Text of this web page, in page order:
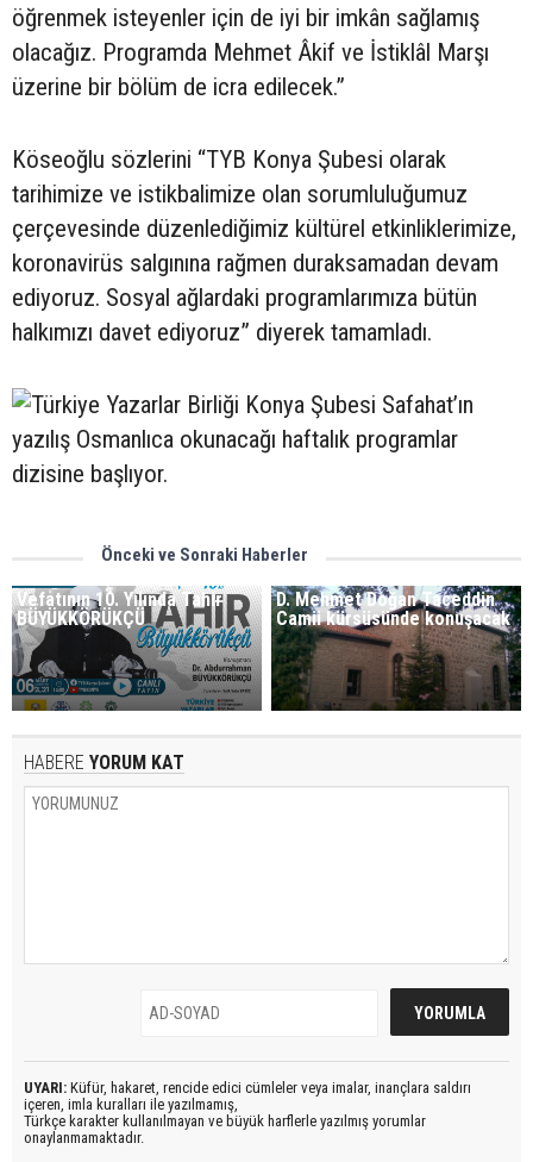
öğrenmek isteyenler için de iyi bir imkân sağlamış
olacağız. Programda Mehmet Âkif ve İstiklâl Marşı
üzerine bir bölüm de icra edilecek.”
Köseoğlu sözlerini “TYB Konya Şubesi olarak
tarihimize ve istikbalimize olan sorumluluğumuz
çerçevesinde düzenlediğimiz kültürel etkinliklerimize,
koronavirüs salgınına rağmen duraksamadan devam
ediyoruz. Sosyal ağlardaki programlarımıza bütün
halkımızı davet ediyoruz” diyerek tamamladı.
Önceki ve Sonraki Haberler
Vefatının 10. Yılında Tahir
BÜYÜKKÖRÜKÇÜ
D. Mehmet Doğan Taceddin
Camii kürsüsünde konuşacak
HABERE YORUM KAT
UYARI: Küfür, hakaret, rencide edici cümleler veya imalar, inançlara saldırı
içeren, imla kuralları ile yazılmamış,
Türkçe karakter kullanılmayan ve büyük harflerle yazılmış yorumlar
onaylanmamaktadır.